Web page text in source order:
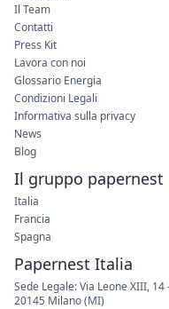
Il Team
Contatti
Press Kit
Lavora con noi
Glossario Energia
Condizioni Legali
Informativa sulla privacy
News
Blog
Il gruppo papernest
Italia
Francia
Spagna
Papernest Italia
Sede Legale: Via Leone XIII, 14
20145 Milano (MI)